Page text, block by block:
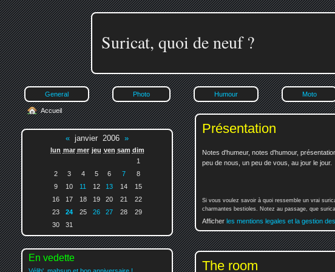
Suricat, quoi de neuf ?
General Photo Humour Moto
Présentation
Notes d'humeur, notes d'humour,
peu de nous, un peu de vous, au jour le jour.
Si vous voulez savoir à quoi ressemble un vrai
charmantes bestioles. Notez au passage, que
Afficher les mentions legales et la gestion
The room
Accueil
« janvier 2006 »
lun mar mer jeu ven sam dim
1
2
3 4 5 6 7
8
9
10 11 12 13 14
15
16
17 18 19 20 21
22
23
24 25 26 27 28
29
30
31
En vedette